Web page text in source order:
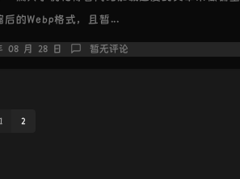
的Webp格式，且暂...
08 月 28 日 暂无评论
1 2